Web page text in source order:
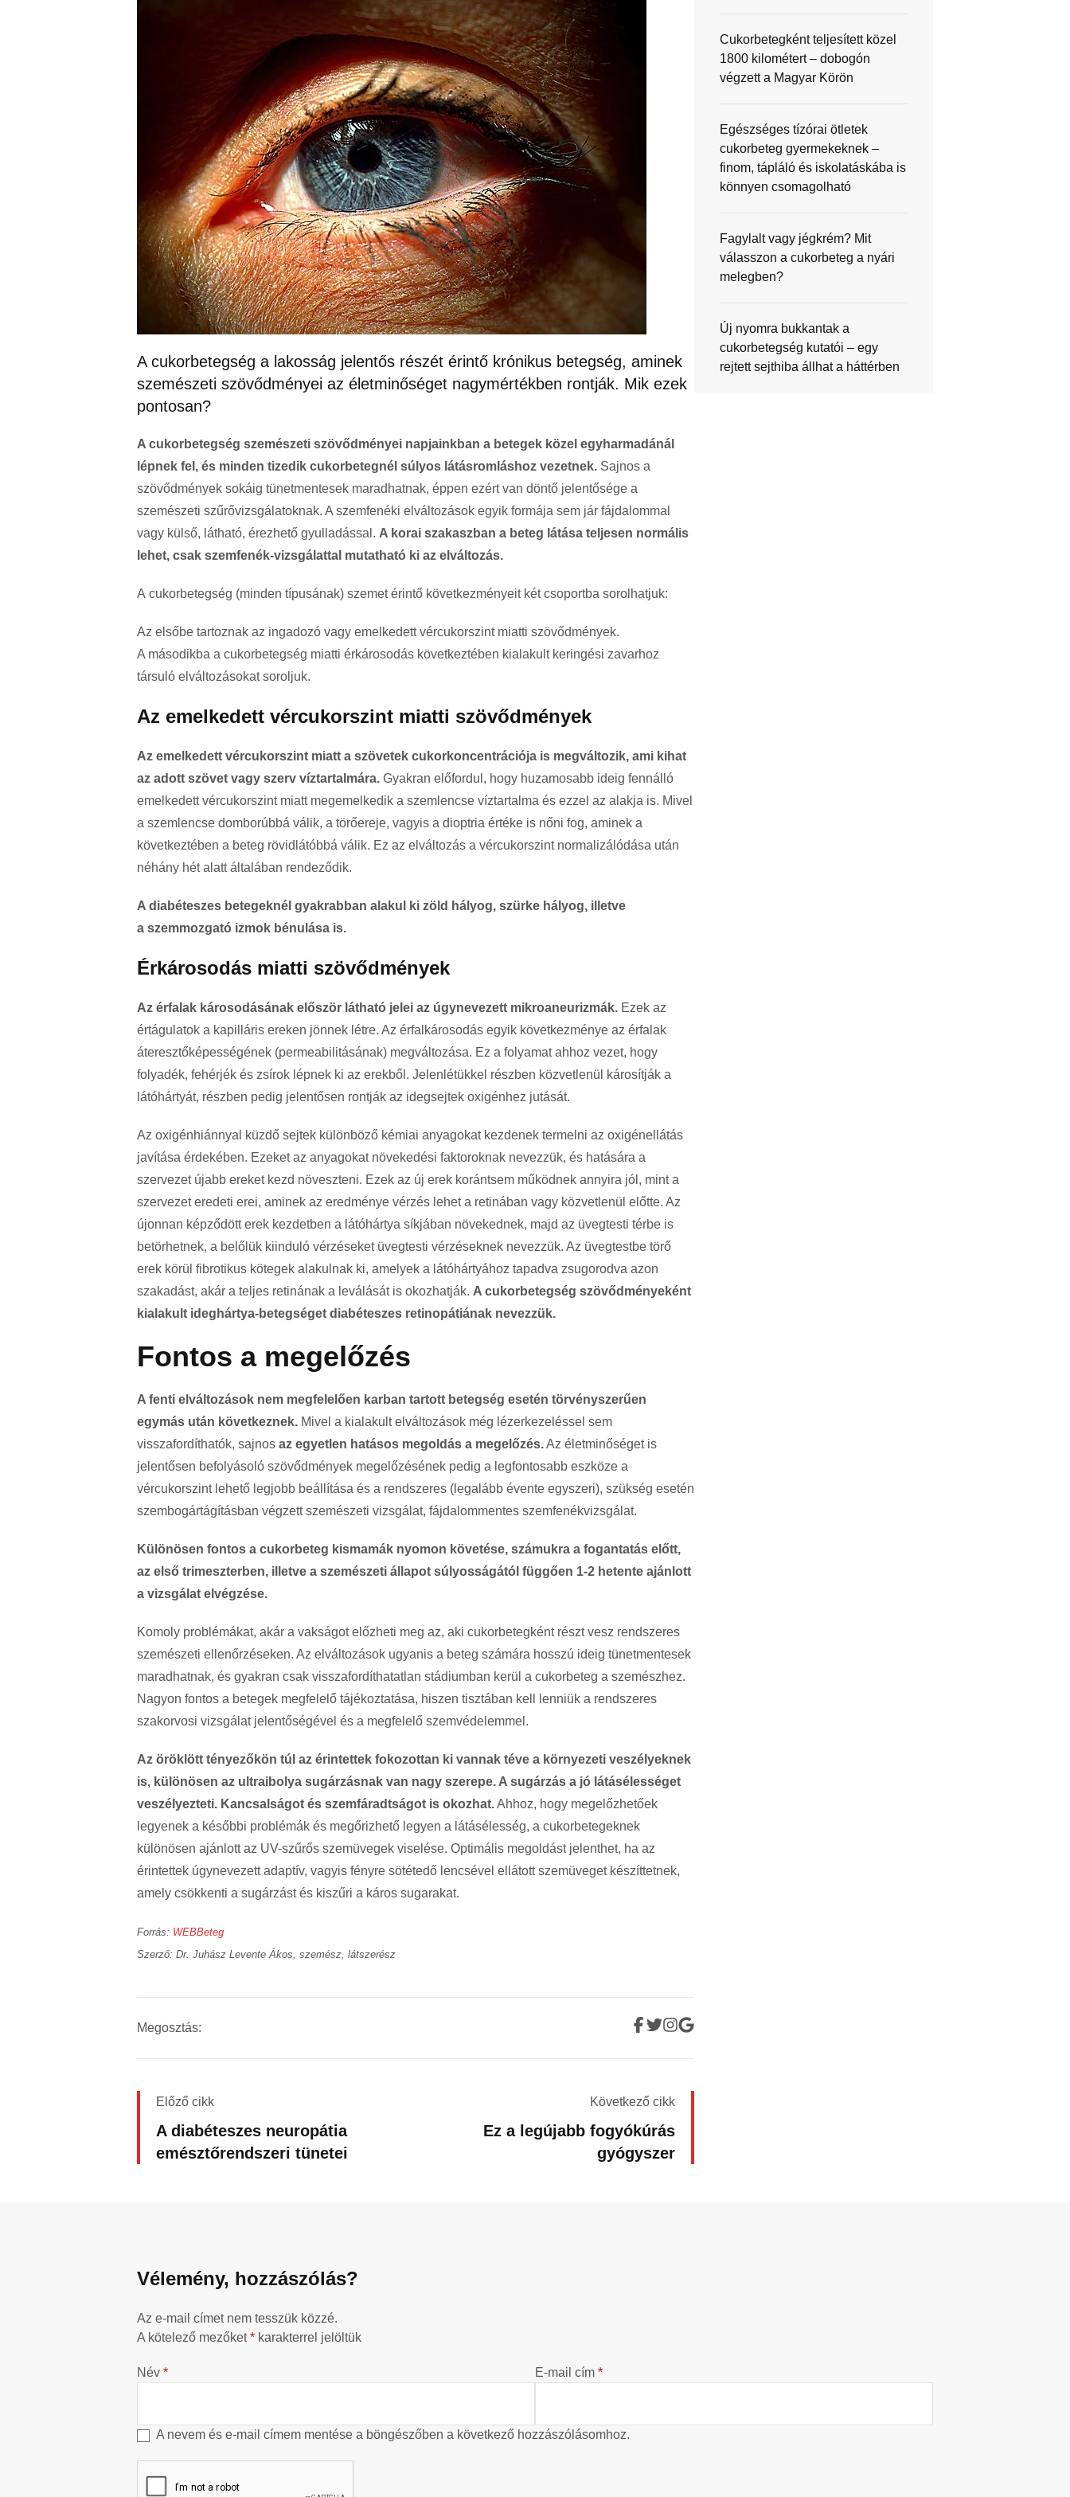
A cukorbetegség a lakosság jelentős részét érintő krónikus betegség, aminek
szemészeti szövődményei az életminőséget nagymértékben rontják. Mik ezek
pontosan?
A cukorbetegség szemészeti szövődményei napjainkban a betegek közel egyharmadánál
lépnek fel, és minden tizedik cukorbetegnél súlyos látásromláshoz vezetnek. Sajnos a
szövődmények sokáig tünetmentesek maradhatnak, éppen ezért van döntő jelentősége a
szemészeti szűrővizsgálatoknak. A szemfenéki elváltozások egyik formája sem jár fájdalommal
vagy külső, látható, érezhető gyulladással. A korai szakaszban a beteg látása teljesen normális
lehet, csak szemfenék-vizsgálattal mutatható ki az elváltozás.
A cukorbetegség (minden típusának) szemet érintő következményeit két csoportba sorolhatjuk:
Az elsőbe tartoznak az ingadozó vagy emelkedett vércukorszint miatti szövődmények.
A másodikba a cukorbetegség miatti érkárosodás következtében kialakult keringési zavarhoz
társuló elváltozásokat soroljuk.
Az emelkedett vércukorszint miatti szövődmények
Az emelkedett vércukorszint miatt a szövetek cukorkoncentrációja is megváltozik, ami kihat
az adott szövet vagy szerv víztartalmára. Gyakran előfordul, hogy huzamosabb ideig fennálló
emelkedett vércukorszint miatt megemelkedik a szemlencse víztartalma és ezzel az alakja is. Mivel
a szemlencse domborúbbá válik, a törőereje, vagyis a dioptria értéke is nőni fog, aminek a
következtében a beteg rövidlátóbbá válik. Ez az elváltozás a vércukorszint normalizálódása után
néhány hét alatt általában rendeződik.
A diabéteszes betegeknél gyakrabban alakul ki zöld hályog, szürke hályog, illetve
a szemmozgató izmok bénulása is.
Érkárosodás miatti szövődmények
Az érfalak károsodásának először látható jelei az úgynevezett mikroaneurizmák. Ezek az
értágulatok a kapilláris ereken jönnek létre. Az érfalkárosodás egyik következménye az érfalak
áteresztőképességének (permeabilitásának) megváltozása. Ez a folyamat ahhoz vezet, hogy
folyadék, fehérjék és zsírok lépnek ki az erekből. Jelenlétükkel részben közvetlenül károsítják a
látóhártyát, részben pedig jelentősen rontják az idegsejtek oxigénhez jutását.
Az oxigénhiánnyal küzdő sejtek különböző kémiai anyagokat kezdenek termelni az oxigénellátás
javítása érdekében. Ezeket az anyagokat növekedési faktoroknak nevezzük, és hatására a
szervezet újabb ereket kezd növeszteni. Ezek az új erek korántsem működnek annyira jól, mint a
szervezet eredeti erei, aminek az eredménye vérzés lehet a retinában vagy közvetlenül előtte. Az
újonnan képződött erek kezdetben a látóhártya síkjában növekednek, majd az üvegtesti térbe is
betörhetnek, a belőlük kiinduló vérzéseket üvegtesti vérzéseknek nevezzük. Az üvegtestbe törő
erek körül fibrotikus kötegek alakulnak ki, amelyek a látóhártyához tapadva zsugorodva azon
szakadást, akár a teljes retinának a leválását is okozhatják. A cukorbetegség szövődményeként
kialakult ideghártya-betegséget diabéteszes retinopátiának nevezzük.
Fontos a megelőzés
A fenti elváltozások nem megfelelően karban tartott betegség esetén törvényszerűen
egymás után következnek. Mivel a kialakult elváltozások még lézerkezeléssel sem
visszafordíthatók, sajnos az egyetlen hatásos megoldás a megelőzés.Az életminőséget is
jelentősen befolyásoló szövődmények megelőzésének pedig a legfontosabb eszköze a
vércukorszint lehető legjobb beállítása és a rendszeres (legalább évente egyszeri), szükség esetén
szembogártágításban végzett szemészeti vizsgálat, fájdalommentes szemfenékvizsgálat.
Különösen fontos a cukorbeteg kismamák nyomon követése, számukra a fogantatás előtt,
az első trimeszterben, illetve a szemészeti állapot súlyosságától függően 1-2 hetente ajánlott
a vizsgálat elvégzése.
Komoly problémákat, akár a vakságot előzheti meg az, aki cukorbetegként részt vesz rendszeres
szemészeti ellenőrzéseken. Az elváltozások ugyanis a beteg számára hosszú ideig tünetmentesek
maradhatnak, és gyakran csak visszafordíthatatlan stádiumban kerül a cukorbeteg a szemészhez.
Nagyon fontos a betegek megfelelő tájékoztatása, hiszen tisztában kell lenniük a rendszeres
szakorvosi vizsgálat jelentőségével és a megfelelő szemvédelemmel.
Az öröklött tényezőkön túl az érintettek fokozottan ki vannak téve a környezeti veszélyeknek
is, különösen az ultraibolya sugárzásnak van nagy szerepe. A sugárzás a jó látásélességet
veszélyezteti. Kancsalságot és szemfáradtságot is okozhat.Ahhoz, hogy megelőzhetőek
legyenek a későbbi problémák és megőrizhető legyen a látásélesség, a cukorbetegeknek
különösen ajánlott az UV-szűrős szemüvegek viselése. Optimális megoldást jelenthet, ha az
érintettek úgynevezett adaptív, vagyis fényre sötétedő lencsével ellátott szemüveget készíttetnek,
amely csökkenti a sugárzást és kiszűri a káros sugarakat.
Forrás: WEBBeteg
Szerző: Dr. Juhász Levente Ákos, szemész, látszerész
Megosztás:
Előző cikk
A diabéteszes neuropátia
emésztőrendszeri tünetei
Következő cikk
Ez a legújabb fogyókúrás
gyógyszer
Cukorbetegként teljesített közel
1800 kilométert – dobogón
végzett a Magyar Körön
Egészséges tízórai ötletek
cukorbeteg gyermekeknek –
finom, tápláló és iskolatáskába is
könnyen csomagolható
Fagylalt vagy jégkrém? Mit
válasszon a cukorbeteg a nyári
melegben?
Új nyomra bukkantak a
cukorbetegség kutatói – egy
rejtett sejthiba állhat a háttérben
Vélemény, hozzászólás?
Az e-mail címet nem tesszük közzé.
A kötelező mezőket* karakterrel jelöltük
Név * E-mail cím *
A nevem és e-mail címem mentése a böngészőben a következő hozzászólásomhoz.